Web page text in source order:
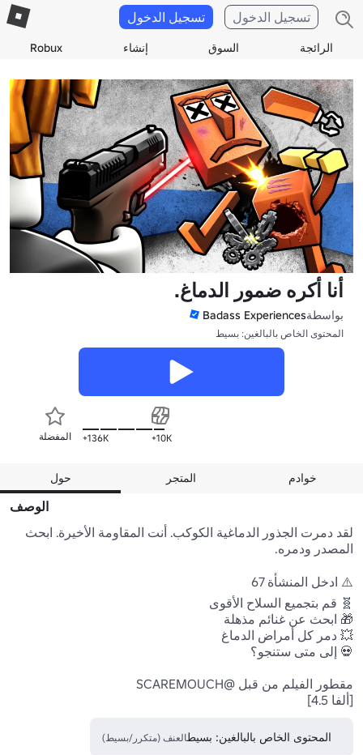
الرائجة السوق إنشاء Robux
تسجيل الدخول تسجيل الدخول
أنا أكره ضمور الدماغ.
بواسطةBadass Experiences
المحتوى الخاص بالبالغين: بسيط
المفضلة 136K+ 10K+
حول المتجر خوادم
الوصف
[ألفا 4.5]
المحتوى الخاص بالبالغين: بسيطالعنف (متكرر/بسيط)